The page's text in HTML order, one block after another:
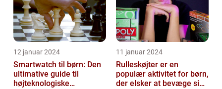
12 januar 2024
Smartwatch til børn: Den
ultimative guide til
højteknologiske
11 januar 2024
Rulleskøjter er en
populær aktivitet for børn,
der elsker at bevæge sig